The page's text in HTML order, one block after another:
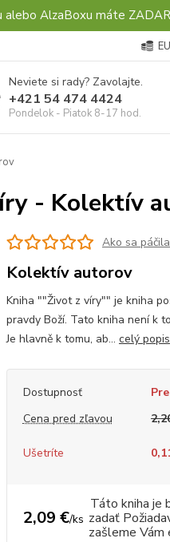
alebo AlzaBoxu máte
Neviete si rady? Zavolajte.
+421 54 474 4424
Pondelok - Piatok 8-17 hod.
- Kolektív
Ako sa
Kolektív autorov
Kniha ""Život z víry"" je kniha
pravdy Boží. Tato kniha není k
Je hlavně k tomu, ab... celý popis
Dostupnosť
Cena pred zľavou
Ušetríte
2,09 €/ks
Táto kniha je
zadať
zašleme